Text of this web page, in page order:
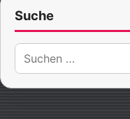
Suche
Suche
nach: